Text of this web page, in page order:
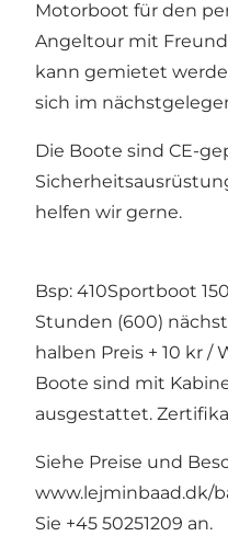
Motorboot für den
Angeltour mit
kann gemietet
sich im
Die Boote sind CE-
helfen wir gerne.
Bsp: 410Sportboot
Stunden (600)
halben Preis + 10 kr /
Boote sind mit
ausgestattet.
Siehe Preise und
www.lejminbaad.dk/
Sie +45 50251209 an.